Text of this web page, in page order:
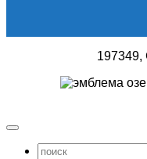
197349,